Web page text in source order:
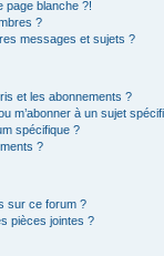
page blanche ?!
?
messages et sujets ?
et les abonnements ?
m’abonner à un sujet
spécifique ?
?
sur ce forum ?
pièces jointes ?